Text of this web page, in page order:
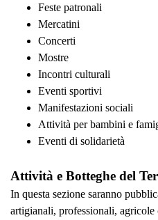
Feste patronali
Mercatini
Concerti
Mostre
Incontri culturali
Eventi sportivi
Manifestazioni sociali
Attività per bambini e
Eventi di solidarietà
Attività e Botteghe del
In questa sezione saranno
artigianali, professionali, agricole